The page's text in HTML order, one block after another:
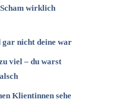
wirklich
gar nicht deine war
viel – du warst
Klientinnen sehe